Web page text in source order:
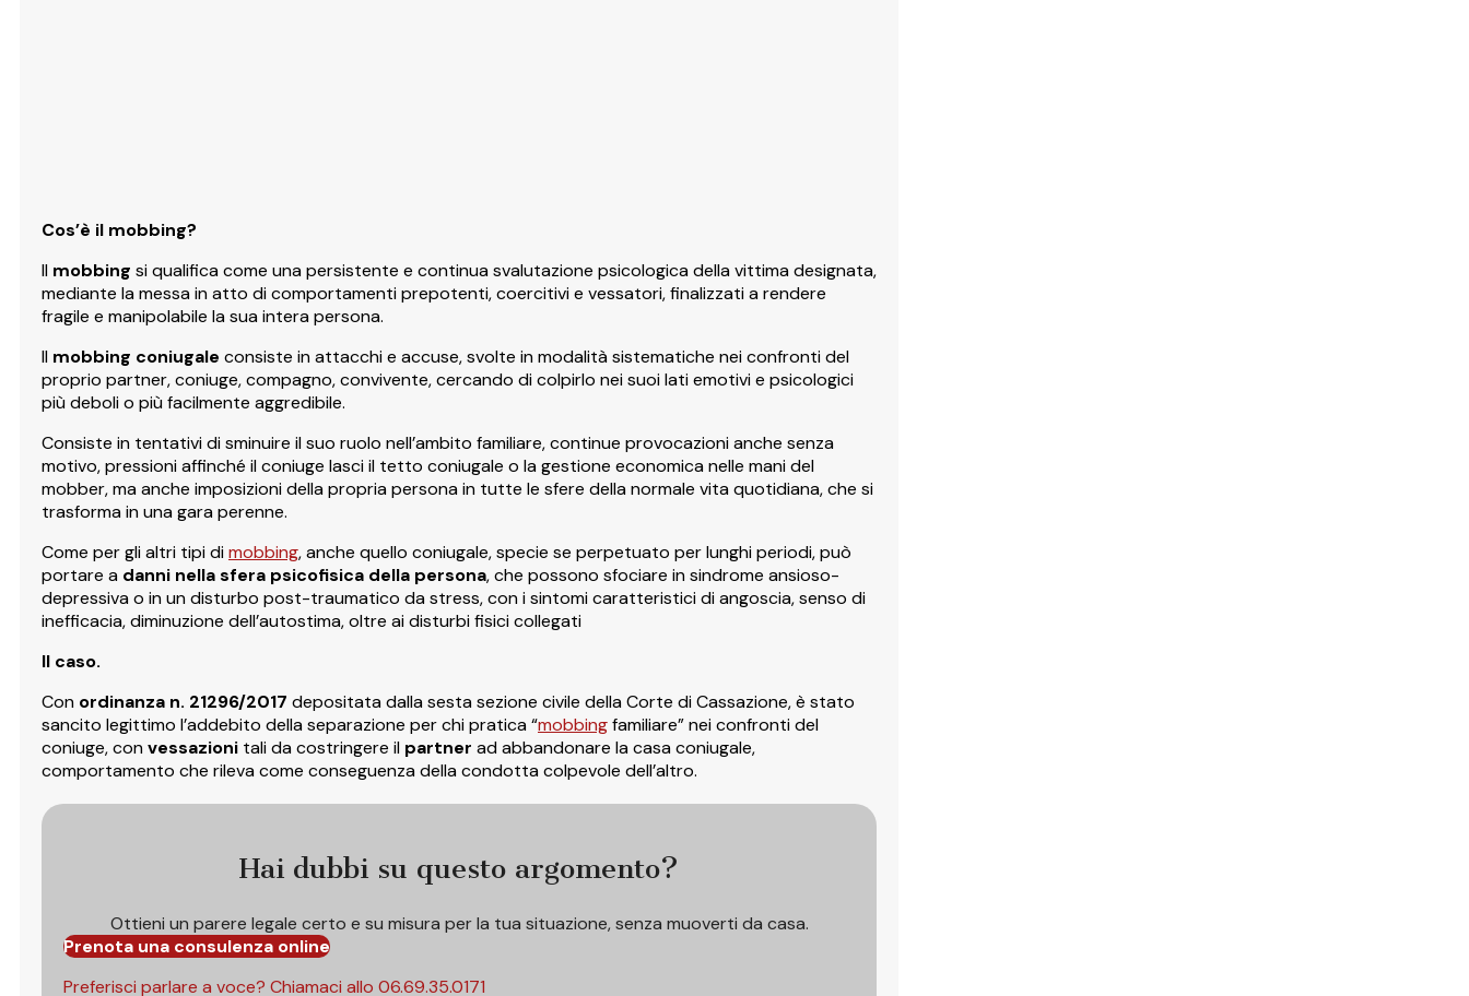
Cos’è il mobbing?
Il mobbing si qualifica come una persistente e continua svalutazione psicologica della vittima designata,
mediante la messa in atto di comportamenti prepotenti, coercitivi e vessatori, finalizzati a rendere
fragile e manipolabile la sua intera persona.
Il mobbing coniugale consiste in attacchi e accuse, svolte in modalità sistematiche nei confronti del
proprio partner, coniuge, compagno, convivente, cercando di colpirlo nei suoi lati emotivi e psicologici
più deboli o più facilmente aggredibile.
Consiste in tentativi di sminuire il suo ruolo nell’ambito familiare, continue provocazioni anche senza
motivo, pressioni affinché il coniuge lasci il tetto coniugale o la gestione economica nelle mani del
mobber, ma anche imposizioni della propria persona in tutte le sfere della normale vita quotidiana, che si
trasforma in una gara perenne.
Come per gli altri tipi dimobbing, anche quello coniugale, specie se perpetuato per lunghi periodi, può
portare a danni nella sfera psicofisica della persona, che possono sfociare in sindrome ansioso-
depressiva o in un disturbo post-traumatico da stress, con i sintomi caratteristici di angoscia, senso di
inefficacia, diminuzione dell’autostima, oltre ai disturbi fisici collegati
Il caso.
Con ordinanza n. 21296/2017 depositata dalla sesta sezione civile della Corte di Cassazione, è stato
sancito legittimo l’addebito della separazione per chi pratica “mobbingfamiliare” nei confronti del
coniuge, convessazioni tali da costringere il partner ad abbandonare la casa coniugale,
comportamento che rileva come conseguenza della condotta colpevole dell’altro.
Hai dubbi su questo argomento?
Ottieni un parere legale certo e su misura per la tua situazione, senza muoverti da casa.
Prenota una consulenza online
Preferisci parlare a voce? Chiamaci allo 06.69.35.0171